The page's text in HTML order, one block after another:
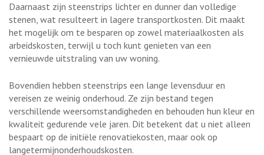
Daarnaast zijn steenstrips lichter en dunner dan volledige
stenen, wat resulteert in lagere transportkosten. Dit maakt
het mogelijk om te besparen op zowel materiaalkosten als
arbeidskosten, terwijl u toch kunt genieten van een
vernieuwde uitstraling van uw woning.
Bovendien hebben steenstrips een lange levensduur en
vereisen ze weinig onderhoud. Ze zijn bestand tegen
verschillende weersomstandigheden en behouden hun kleur en
kwaliteit gedurende vele jaren. Dit betekent dat u niet alleen
bespaart op de initiële renovatiekosten, maar ook op
langetermijnonderhoudskosten.